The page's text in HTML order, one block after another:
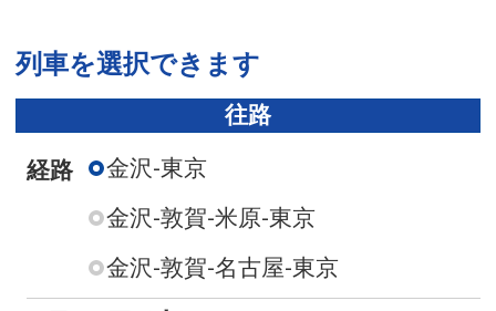
列車を選択できます
往路
経路
金沢-東京
金沢-敦賀-米原-東京
金沢-敦賀-名古屋-東京